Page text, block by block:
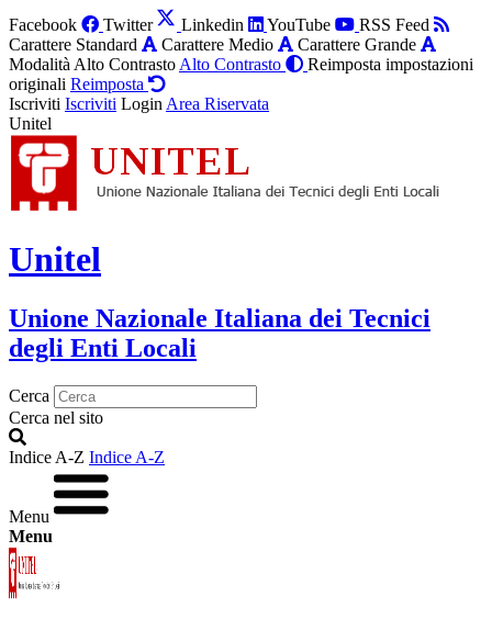
Facebook Twitter Linkedin YouTube
RSS Feed
Carattere Standard
Carattere Medio
Carattere Grande
Modalità Alto Contrasto Alto Contrasto
Reimposta impostazioni
originali Reimposta
Iscriviti Iscriviti Login Area Riservata
Unitel
Unitel
Unione Nazionale Italiana dei Tecnici
degli Enti Locali
Cerca
Cerca nel sito
Indice A-Z Indice A-Z
Menu
Menu